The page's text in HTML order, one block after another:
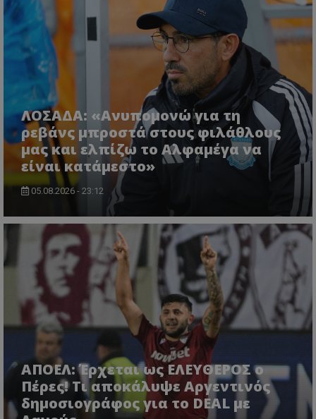
ΛΟΣΑΔΑ: «Ανυπομονώ για τη
ρεβάνς μπροστά στους φιλάθλους
μας και ελπίζω το Αλφαμέγα να
είναι κατάμεστο»
05.08.2026 - 23:12
ΑΠΟΕΛ: Έρχεται ως ΕΛΕΥΘΕΡΟΣ ο
Πέρες! Τι αποκάλυψε Αργεντινός
δημοσιογράφος για το DEAL με